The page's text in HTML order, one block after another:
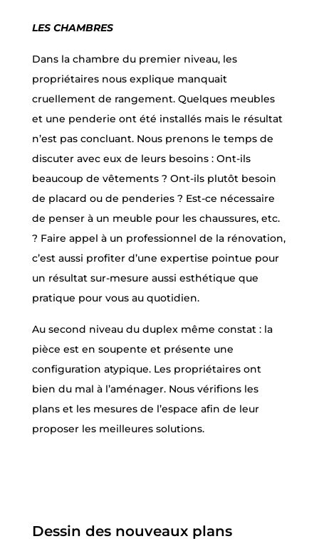
LES CHAMBRES
Dans la chambre du premier niveau, les
propriétaires nous explique manquait
cruellement de rangement. Quelques meubles
et une penderie ont été installés mais le résultat
n’est pas concluant. Nous prenons le temps de
discuter avec eux de leurs besoins : Ont-ils
beaucoup de vêtements ? Ont-ils plutôt besoin
de placard ou de penderies ? Est-ce nécessaire
de penser à un meuble pour les chaussures, etc.
? Faire appel à un professionnel de la rénovation,
c’est aussi profiter d’une expertise pointue pour
un résultat sur-mesure aussi esthétique que
pratique pour vous au quotidien.
Au second niveau du duplex même constat : la
pièce est en soupente et présente une
configuration atypique. Les propriétaires ont
bien du mal à l’aménager. Nous vérifions les
plans et les mesures de l’espace afin de leur
proposer les meilleures solutions.
Dessin des nouveaux plans